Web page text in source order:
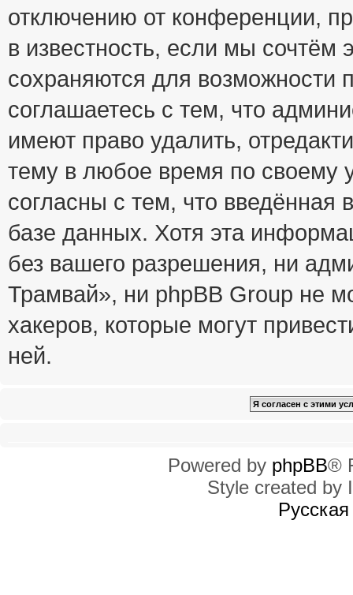
отключению от конференции,
в известность, если мы
сохраняются для возможности
соглашаетесь с тем, что
имеют право удалить,
тему в любое время по своему
согласны с тем, что
базе данных. Хотя эта
без вашего разрешения, ни
Трамвай», ни phpBB Group не
хакеров, которые могут
ней.
Powered by phpBB®
Style created by